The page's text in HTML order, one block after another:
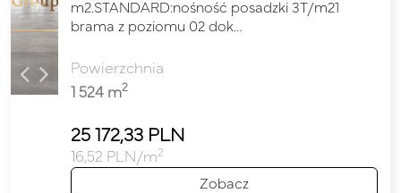
m2.STANDARD:nośność posadzki 3T/m21
brama z poziomu 02 dok…
Powierzchnia
1 524 m2
25 172,33 PLN
16,52 PLN/m2
Zobacz